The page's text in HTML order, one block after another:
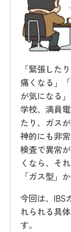
「緊張した
痛くなる」
が気になる
学校、満員
たり、ガス
神的にも非
検査で異常
くなら、そ
「ガス型」
今回は、IBS
れられる具
す。